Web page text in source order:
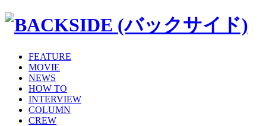
FEATURE
MOVIE
NEWS
HOW TO
INTERVIEW
COLUMN
CREW